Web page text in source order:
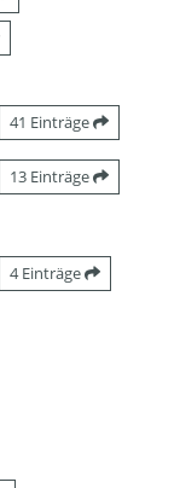
41 Einträge
13 Einträge
4 Einträge